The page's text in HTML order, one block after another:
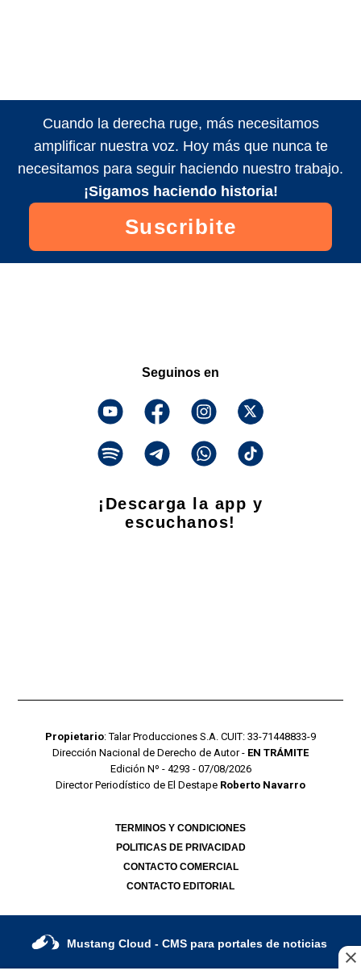
Cuando la derecha ruge, más necesitamos
amplificar nuestra voz. Hoy más que nunca te
necesitamos para seguir haciendo nuestro trabajo.
¡Sigamos haciendo historia!
Suscribite
Seguinos en
¡Descarga la app y
escuchanos!
Propietario: Talar Producciones S.A. CUIT: 33-71448833-9
Dirección Nacional de Derecho de Autor - EN TRÁMITE
Edición Nº - 4293 - 07/08/2026
Director Periodístico de El Destape Roberto Navarro
TERMINOS Y CONDICIONES
POLITICAS DE PRIVACIDAD
CONTACTO COMERCIAL
CONTACTO EDITORIAL
Mustang Cloud - CMS para portales de noticias